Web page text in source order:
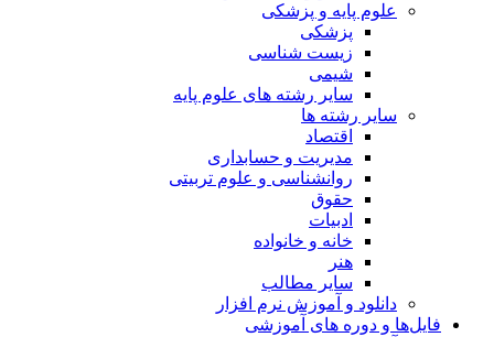
علوم پایه و پزشکی
پزشکی
زیست شناسی
شیمی
سایر رشته های علوم پایه
سایر رشته ها
اقتصاد
مدیریت و حسابداری
روانشناسی و علوم تربیتی
حقوق
ادبیات
خانه و خانواده
هنر
سایر مطالب
دانلود و آموزش نرم افزار
فایل‌ها و دوره های آموزشی